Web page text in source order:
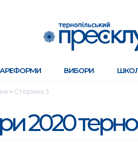
ВИБОРИ
● Сторінка 3
2020